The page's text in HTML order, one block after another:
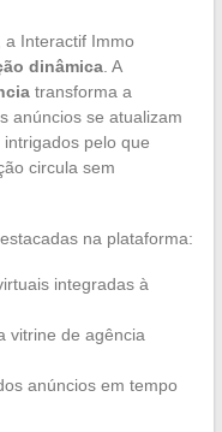
a Interactif Immo
dinâmica. A
transforma a
anúncios se atualizam
pelo que
circula sem
na plataforma:
integradas à
vitrine de agência
anúncios em tempo